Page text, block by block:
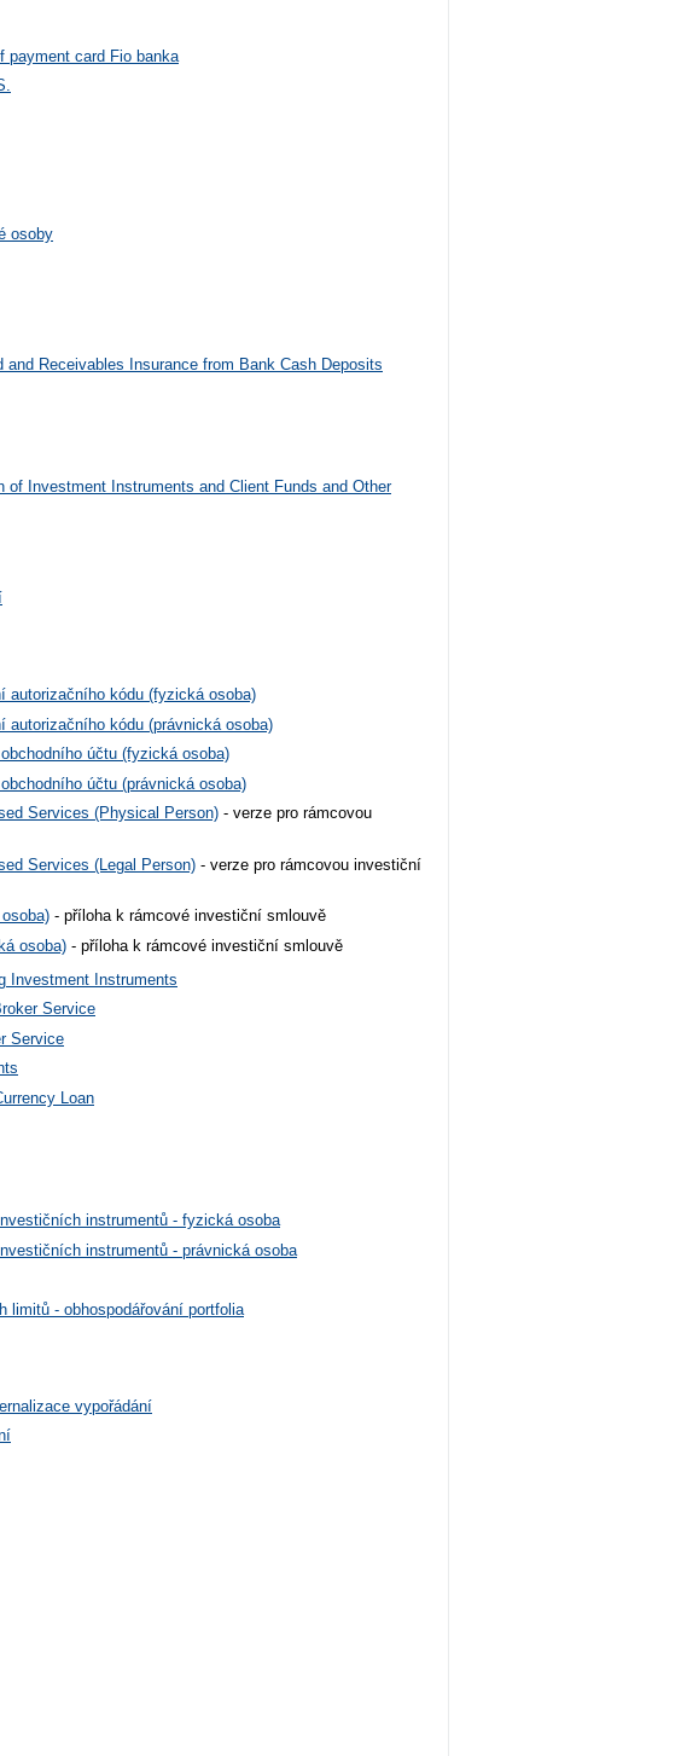
payment card Fio banka
osoby
Receivables Insurance from Bank Cash Deposits
Investment Instruments and Client Funds and Other
autorizačního kódu (fyzická osoba)
kódu (právnická osoba)
účtu (fyzická osoba)
účtu (právnická osoba)
Services (Physical Person) - verze pro rámcovou
Services (Legal Person) - verze pro rámcovou investiční
- příloha k rámcové investiční smlouvě
osoba) - příloha k rámcové investiční smlouvě
Investment Instruments
Service
Service
Loan
instrumentů - fyzická osoba
instrumentů - právnická osoba
limitů - obhospodářování portfolia
vypořádání